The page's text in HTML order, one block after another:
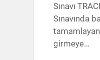
Sınavı
Sınavında
tamamlayan
girmeye…